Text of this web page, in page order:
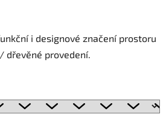
i designové značení prostoru
dřevěné provedení.